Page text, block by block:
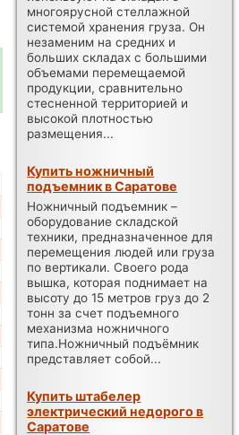
многоярусной стеллажной
системой хранения груза. Он
незаменим на средних и
больших складах с большими
объемами перемещаемой
продукции, сравнительно
стесненной территорией и
высокой плотностью
размещения...
Купить ножничный
подъемник в Саратове
Ножничный подъемник –
оборудование складской
техники, предназначенное для
перемещения людей или груза
по вертикали. Своего рода
вышка, которая поднимает на
высоту до 15 метров груз до 2
тонн за счет подъемного
механизма ножничного
типа.Ножничный подъёмник
представляет собой...
Купить штабелер
электрический недорого в
Саратове